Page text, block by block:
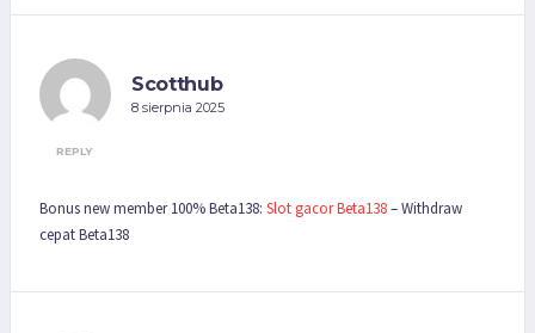
Scotthub
8 sierpnia 2025
REPLY
Bonus new member 100% Beta138: Slot gacor Beta138– Withdraw
cepat Beta138